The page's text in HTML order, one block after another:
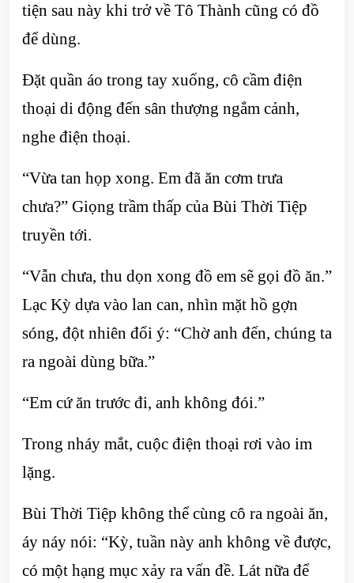
tiện sau này khi trở về Tô Thành cũng có đồ
để dùng.
Đặt quần áo trong tay xuống, cô cầm điện
thoại di động đến sân thượng ngắm cảnh,
nghe điện thoại.
“Vừa tan họp xong. Em đã ăn cơm trưa
chưa?” Giọng trầm thấp của Bùi Thời Tiệp
truyền tới.
“Vẫn chưa, thu dọn xong đồ em sẽ gọi đồ ăn.”
Lạc Kỳ dựa vào lan can, nhìn mặt hồ gợn
sóng, đột nhiên đổi ý: “Chờ anh đến, chúng ta
ra ngoài dùng bữa.”
“Em cứ ăn trước đi, anh không đói.”
Trong nháy mắt, cuộc điện thoại rơi vào im
lặng.
Bùi Thời Tiệp không thể cùng cô ra ngoài ăn,
áy náy nói: “Kỳ, tuần này anh không về được,
có một hạng mục xảy ra vấn đề. Lát nữa để